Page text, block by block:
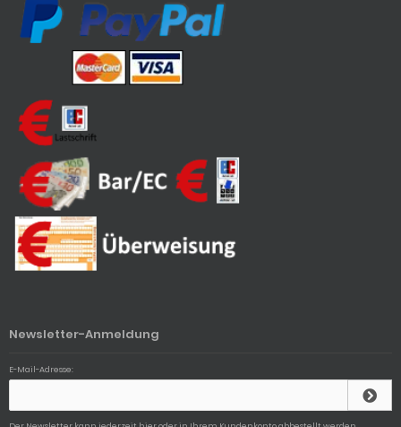
Newsletter-Anmeldung
E-Mail-Adresse: